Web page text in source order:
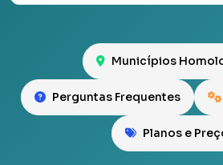
Municípios
Perguntas Frequentes
Planos e